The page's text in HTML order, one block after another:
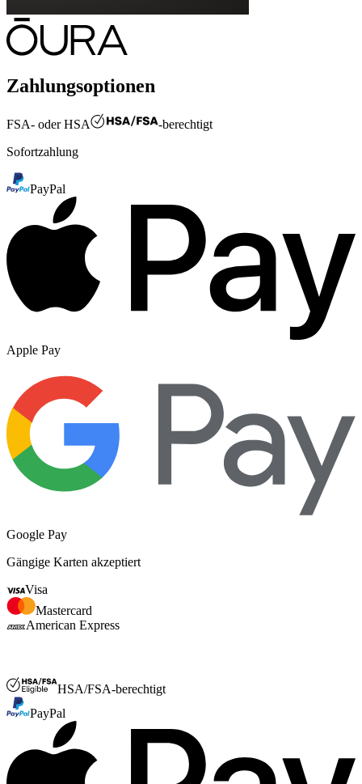
Zahlungsoptionen
FSA- oder HSA
-berechtigt
Sofortzahlung
PayPal
Apple Pay
Google Pay
Gängige Karten akzeptiert
Visa
Mastercard
American Express
HSA/FSA-berechtigt
PayPal